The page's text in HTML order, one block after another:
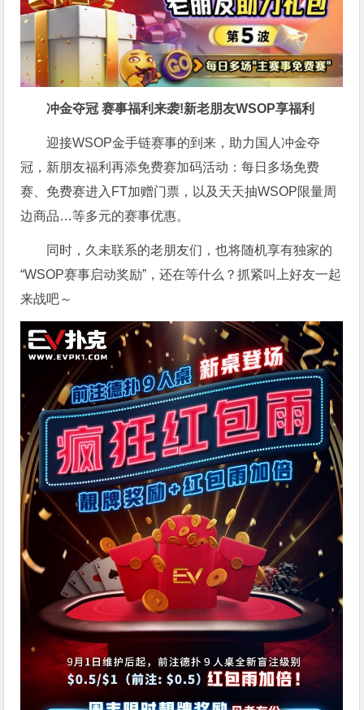
冲金夺冠 赛事福利来袭!新老朋友WSOP享福利
迎接WSOP金手链赛事的到来，助力国人冲金夺
冠，新朋友福利再添免费赛加码活动：每日多场免费
赛、免费赛进入FT加赠门票，以及天天抽WSOP限量周
边商品…等多元的赛事优惠。
同时，久未联系的老朋友们，也将随机享有独家的
“WSOP赛事启动奖励”，还在等什么？抓紧叫上好友一起
来战吧～